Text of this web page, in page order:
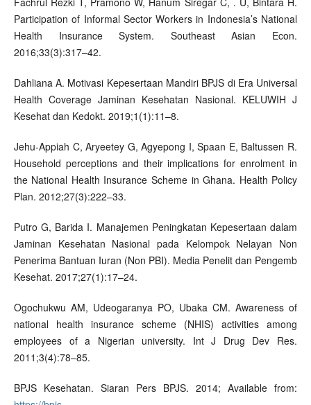
Participation of Informal Sector Workers in Indonesia’s National
Health Insurance System. Southeast Asian Econ.
2016;33(3):317–42.
Dahliana A. Motivasi Kepesertaan Mandiri BPJS di Era Universal
Health Coverage Jaminan Kesehatan Nasional. KELUWIH J
Kesehat dan Kedokt. 2019;1(1):11–8.
Jehu-Appiah C, Aryeetey G, Agyepong I, Spaan E, Baltussen R.
Household perceptions and their implications for enrolment in
the National Health Insurance Scheme in Ghana. Health Policy
Plan. 2012;27(3):222–33.
Putro G, Barida I. Manajemen Peningkatan Kepesertaan dalam
Jaminan Kesehatan Nasional pada Kelompok Nelayan Non
Penerima Bantuan Iuran (Non PBI). Media Penelit dan Pengemb
Kesehat. 2017;27(1):17–24.
Ogochukwu AM, Udeogaranya PO, Ubaka CM. Awareness of
national health insurance scheme (NHIS) activities among
employees of a Nigerian university. Int J Drug Dev Res.
2011;3(4):78–85.
BPJS Kesehatan. Siaran Pers BPJS. 2014; Available from: